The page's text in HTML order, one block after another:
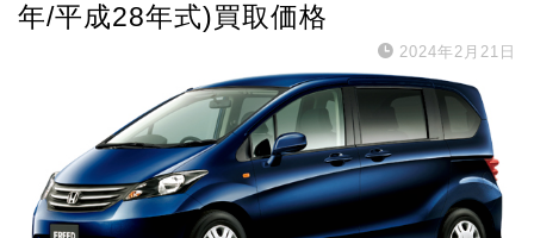
年/平成28年式)買取価格
2024年2月21日